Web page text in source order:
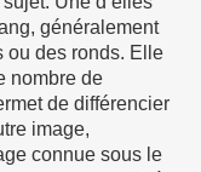
généralement
ou des ronds. Elle
nombre de
de différencier
image,
connue sous le